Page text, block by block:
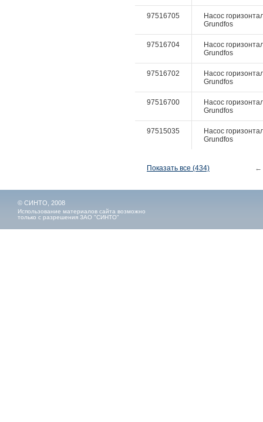
97516705
Насос
Grundfos
97516704
Насос
Grundfos
97516702
Насос
Grundfos
97516700
Насос
Grundfos
97515035
Насос
Grundfos
Показать все (434) ←
© СИНТО, 2008
Использование материалов сайта возможно
только с разрешения ЗАО "СИНТО"